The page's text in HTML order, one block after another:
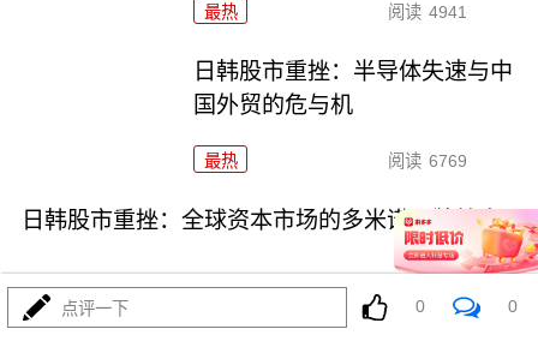
最热 阅读 4941
日韩股市重挫：半导体失速与中
国外贸的危与机
最热 阅读 6769
日韩股市重挫：全球资本市场的多米诺骨牌效应
点评一下 0 0